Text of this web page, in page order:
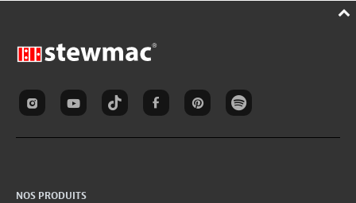
NOS PRODUITS